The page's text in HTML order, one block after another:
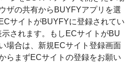
ザの共有からBUYFYアプリを選
サイトがBUYFYに登録されてい
されます。もしECサイトがBU
場合は、新規ECサイト登録画面
らまずECサイトの登録をお願い